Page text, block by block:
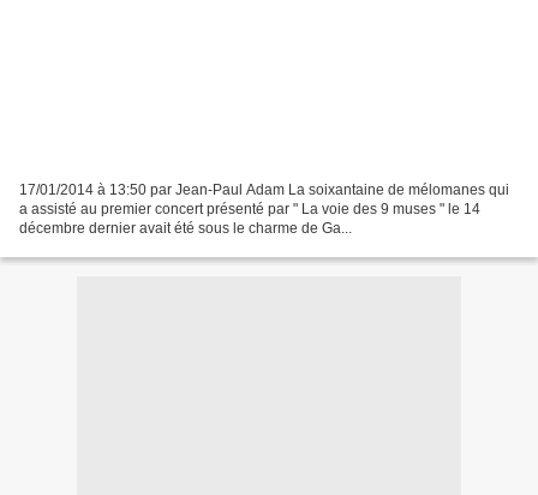
17/01/2014 à 13:50 par Jean-Paul Adam La soixantaine de mélomanes qui
a assisté au premier concert présenté par " La voie des 9 muses " le 14
décembre dernier avait été sous le charme de Ga...